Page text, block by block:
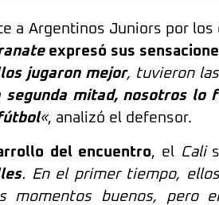
a Argentinos Juniors por
expresó sus
jugaron mejor, tuvieron
segunda mitad, nosotros lo
«, analizó el defensor.
del encuentro, el Cali
. En el primer tiempo,
momentos buenos, pero